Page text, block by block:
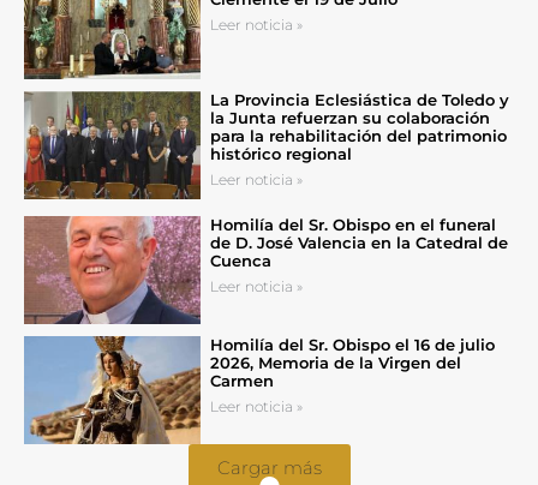
Leer noticia »
La Provincia Eclesiástica de Toledo y
la Junta refuerzan su colaboración
para la rehabilitación del patrimonio
histórico regional
Leer noticia »
Homilía del Sr. Obispo en el funeral
de D. José Valencia en la Catedral de
Cuenca
Leer noticia »
Homilía del Sr. Obispo el 16 de julio
2026, Memoria de la Virgen del
Carmen
Leer noticia »
Cargar más